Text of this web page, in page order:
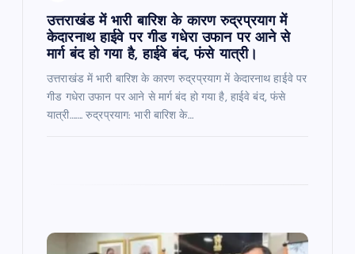
उत्तराखंड में भारी बारिश के कारण रुद्रप्रयाग में
केदारनाथ हाईवे पर गीड गधेरा उफान पर आने से
मार्ग बंद हो गया है, हाईवे बंद, फंसे यात्री।
उत्तराखंड में भारी बारिश के कारण रुद्रप्रयाग में केदारनाथ हाईवे पर
गीड गधेरा उफान पर आने से मार्ग बंद हो गया है, हाईवे बंद, फंसे
यात्री……. रुद्रप्रयाग: भारी बारिश के…